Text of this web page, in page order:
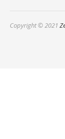
Copyright © 2021